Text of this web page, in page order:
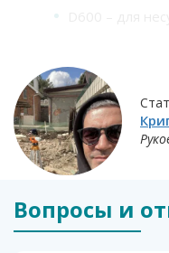
D600 – для
Армопояса
Гибкие связи
Пластичные
Контролируем
Правильное
Вопросы и